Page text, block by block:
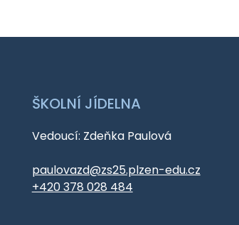
ŠKOLNÍ JÍDELNA
Vedoucí: Zdeňka Paulová
paulovazd@zs25.plzen-edu.cz
+420 378 028 484